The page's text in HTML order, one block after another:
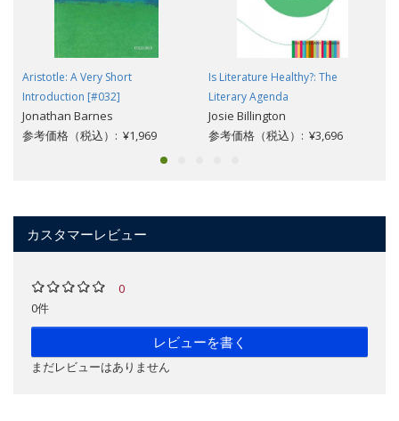
Aristotle: A Very Short
Introduction [#032]
Jonathan Barnes
参考価格（税込）: ¥1,969
Is Literature Healthy?: The
Literary Agenda
Josie Billington
参考価格（税込）: ¥3,696
カスタマーレビュー
0
0件
レビューを書く
まだレビューはありません